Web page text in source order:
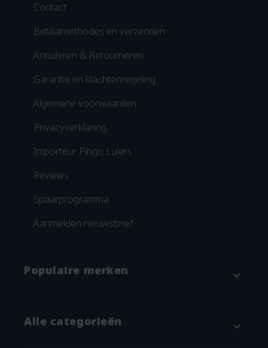
Contact
Betaalmethodes en verzenden
Annuleren & Retourneren
Garantie en klachtenregeling
Algemene voorwaarden
Privacyverklaring
Importeur Pingo Luiers
Reviews
Spaarprogramma
Aanmelden nieuwsbrief
Populaire merken expand_more
Alle categorieën expand_more